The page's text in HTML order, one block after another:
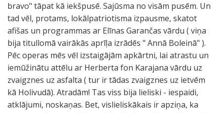
bravo" tāpat kā iekšpusē. Sajūsma no visām pusēm. Un
tad vēl, protams, lokālpatriotisma izpausme, skatot
afišas un programmas ar Elīnas Garančas vārdu ( viņa
bija titullomā vairākās aprīļa izrādēs " Annā Boleinā" ).
Pēc operas mēs vēl izstaigājām apkārtni, lai atrastu un
iemūžinātu attēlu ar Herberta fon Karajana vārdu uz
zvaigznes uz asfalta ( tur ir tādas zvaigznes uz ietvēm
kā Holivudā). Atradām! Tas viss bija lieliski - iespaidi,
atklājumi, noskaņas. Bet, vislieliskākais ir apziņa, ka